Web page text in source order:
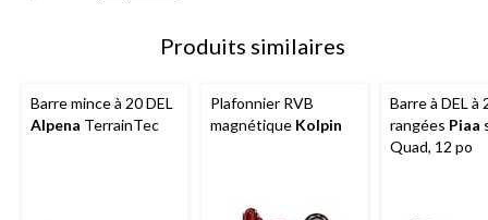
Produits similaires
Barre mince à 20 DEL
Alpena TerrainTec
Plafonnier RVB
magnétique Kolpin
Barre à DEL à
rangées Piaa
Quad, 12 po